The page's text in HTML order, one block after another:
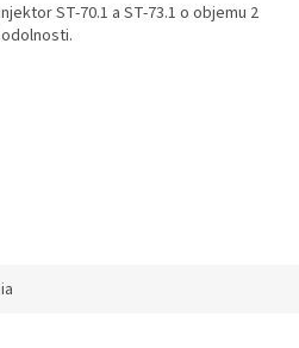
ST-70.1 a ST-73.1 o objemu 2